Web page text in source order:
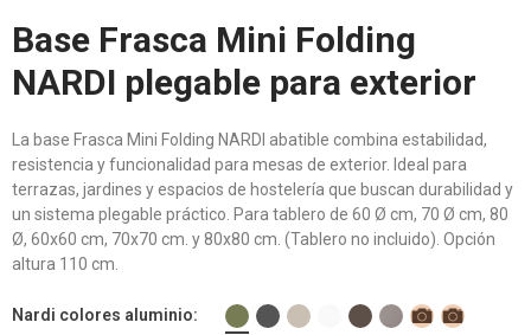
Base Frasca Mini Folding
NARDI plegable para exterior
La base Frasca Mini Folding NARDI abatible combina estabilidad,
resistencia y funcionalidad para mesas de exterior. Ideal para
terrazas, jardines y espacios de hostelería que buscan durabilidad y
un sistema plegable práctico. Para tablero de 60 Ø cm, 70 Ø cm, 80
Ø, 60x60 cm, 70x70 cm. y 80x80 cm. (Tablero no incluido). Opción
altura 110 cm.
Nardi colores aluminio